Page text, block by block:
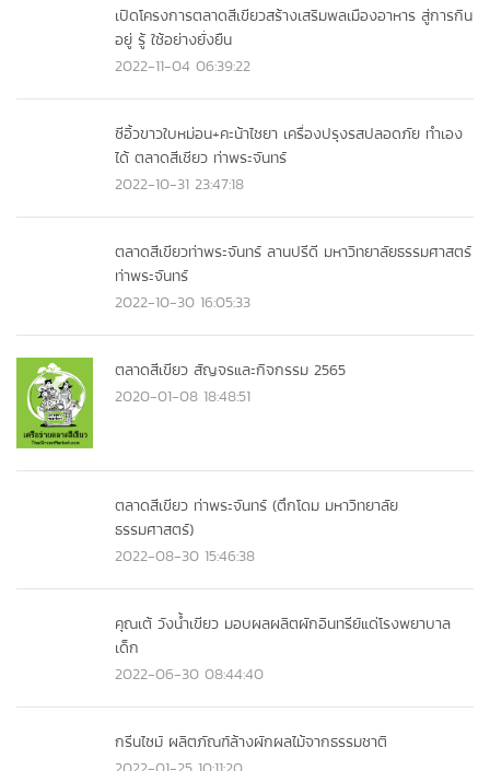
เปิดโครงการตลาดสีเขียวสร้างเสริมพลเมืองอาหาร สู่การกิน
อยู่ รู้ ใช้อย่างยั่งยืน
2022-11-04 06:39:22
ซีอิ้วขาวใบหม่อน+คะน้าไชยา เครื่องปรุงรสปลอดภัย ทำเอง
ได้ ตลาดสีเชียว ท่าพระจันทร์
2022-10-31 23:47:18
ตลาดสีเขียวท่าพระจันทร์ ลานปรีดี มหาวิทยาลัยธรรมศาสตร์
ท่าพระจันทร์
2022-10-30 16:05:33
ตลาดสีเขียว สัญจรและกิจกรรม 2565
2020-01-08 18:48:51
ตลาดสีเขียว ท่าพระจันทร์ (ตึกโดม มหาวิทยาลัย
ธรรมศาสตร์)
2022-08-30 15:46:38
คุณเต้ วังน้ำเขียว มอบผลผลิตผักอินทรีย์แด่โรงพยาบาล
เด็ก
2022-06-30 08:44:40
กรีนไซม์ ผลิตภัณฑ์ล้างผักผลไม้จากธรรมชาติ